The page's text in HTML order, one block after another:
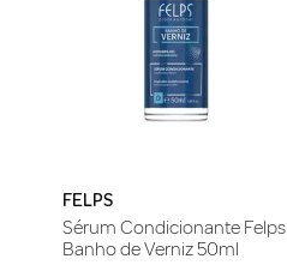
FELPS
Sérum Condicionante Felps
Banho de Verniz 50ml